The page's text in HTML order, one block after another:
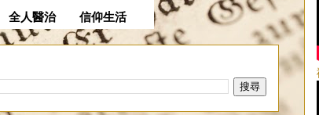
全人醫治 信仰生活